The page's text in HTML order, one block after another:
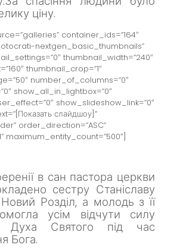
ціну.
container_ids=”164″
nextgen_basic_thumbnails”
thumbnail_width=”240″
thumbnail_crop=”1″
number_of_columns=”0″
show_all_in_lightbox=”0″
show_slideshow_link=”0″
слайдшоу]”
order_direction=”ASC”
maximum_entity_count=”500″]
в сан пастора церкви
сестру Станіславу
Розділ, а молодь з її
усім відчути силу
Духа Святого під час
Бога.